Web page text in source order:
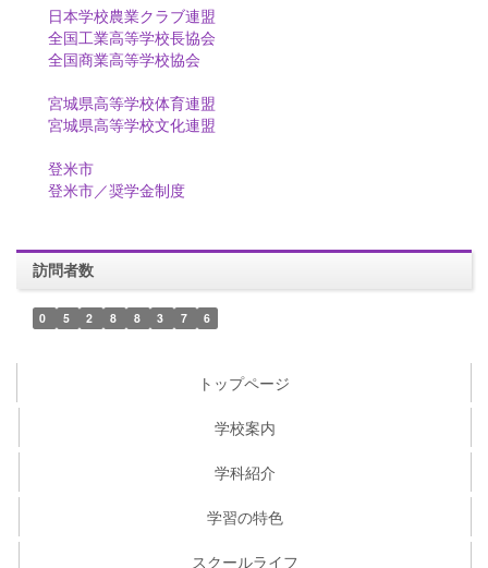
日本学校農業クラブ連盟
全国工業高等学校長協会
全国商業高等学校協会
宮城県高等学校体育連盟
宮城県高等学校文化連盟
登米市
登米市／奨学金制度
訪問者数
0 5 2 8 8 3 7 6
トップページ
学校案内
学科紹介
学習の特色
スクールライフ